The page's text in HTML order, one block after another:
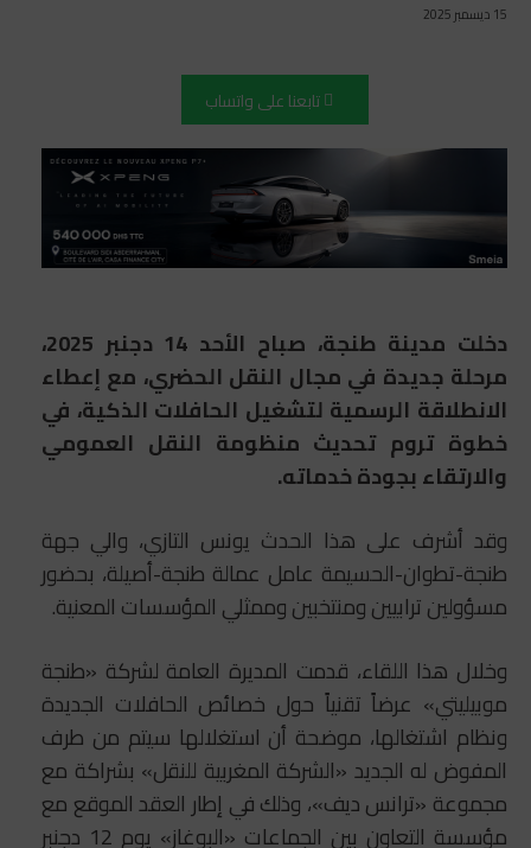
15 ديسمبر 2025
تابعنا على واتساب
دخلت مدينة طنجة، صباح الأحد 14 دجنبر 2025،
مرحلة جديدة في مجال النقل الحضري، مع إعطاء
الانطلاقة الرسمية لتشغيل الحافلات الذكية، في
خطوة تروم تحديث منظومة النقل العمومي
والارتقاء بجودة خدماته.
وقد أشرف على هذا الحدث يونس التازي، والي جهة
طنجة-تطوان-الحسيمة عامل عمالة طنجة-أصيلة، بحضور
مسؤولين ترابيين ومنتخبين وممثلي المؤسسات المعنية.
وخلال هذا اللقاء، قدمت المديرة العامة لشركة «طنجة
موبيليتي» عرضاً تقنياً حول خصائص الحافلات الجديدة
ونظام اشتغالها، موضحة أن استغلالها سيتم من طرف
المفوض له الجديد «الشركة المغربية للنقل» بشراكة مع
مجموعة «ترانس ديف»، وذلك في إطار العقد الموقع مع
مؤسسة التعاون بين الجماعات «البوغاز» يوم 12 دجنبر